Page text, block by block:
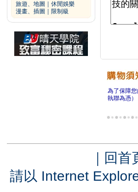
旅遊、地圖
休閒娛樂
漫畫、插圖
限制級
為了保障
執聯為憑
｜ 回首
請以 Internet